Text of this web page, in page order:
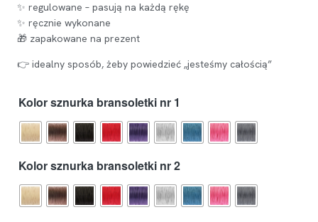
✨ regulowane – pasują na każdą rękę
✨ ręcznie wykonane
🎁 zapakowane na prezent
👉 idealny sposób, żeby powiedzieć „jesteśmy całością”
Kolor sznurka bransoletki nr 1
Kolor sznurka bransoletki nr 2